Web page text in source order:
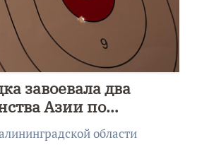
завоевала два
Азии по
области